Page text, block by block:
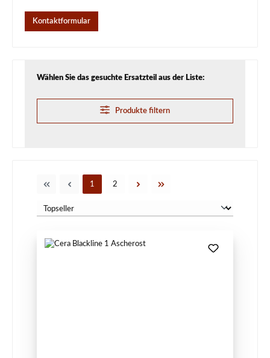
Kontaktformular
Wählen Sie das gesuchte Ersatzteil aus der Liste:
Produkte filtern
Seite
1 Seite
2